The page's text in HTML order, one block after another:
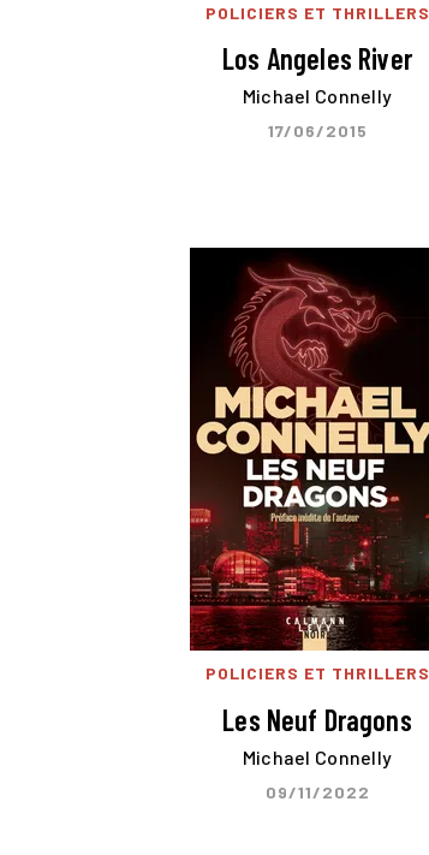
POLICIERS ET THRILLERS
Los Angeles River
Michael Connelly
17/06/2015
POLICIERS ET THRILLERS
Les Neuf Dragons
Michael Connelly
09/11/2022